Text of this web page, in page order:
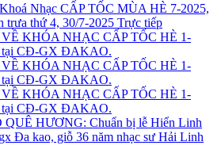
Nhạc CẤP TỐC MÙA HÈ 7-2025,
trưa thứ 4, 30/7-2025 Trực tiếp
KHÓA NHẠC CẤP TỐC HÈ 1-
tại CĐ-GX ĐAKAO.
KHÓA NHẠC CẤP TỐC HÈ 1-
tại CĐ-GX ĐAKAO.
KHÓA NHẠC CẤP TỐC HÈ 1-
tại CĐ-GX ĐAKAO.
HƯƠNG: Chuẩn bị lễ Hiển Linh
Đa kao, giỗ 36 năm nhạc sư Hải Linh